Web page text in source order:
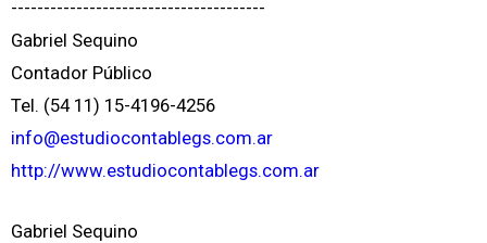
---------------------------------------
Gabriel Sequino
Contador Público
Tel. (54 11) 15-4196-4256
info@estudiocontablegs.com.ar
http://www.estudiocontablegs.com.ar
Gabriel Sequino